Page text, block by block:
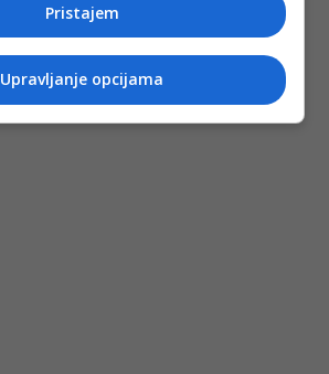
Pristajem
Upravljanje opcijama